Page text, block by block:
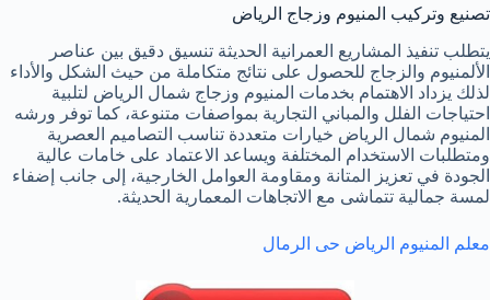
تصنيع وتركيب المنيوم وزجاج الرياض
يتطلب تنفيذ المشاريع العمرانية الحديثة تنسيق دقيق بين عناصر
الألمنيوم والزجاج للحصول على نتائج متكاملة من حيث الشكل والأداء
لذلك يزداد الاهتمام بخدمات المنيوم وزجاج شمال الرياض لتلبية
احتياجات الفلل والمباني التجارية بمواصفات متنوعة، كما توفر ورشه
المنيوم شمال الرياض خيارات متعددة تناسب التصاميم العصرية
ومتطلبات الاستخدام المختلفة ويساعد الاعتماد على خامات عالية
الجودة في تعزيز المتانة ومقاومة العوامل الخارجية، إلى جانب إضفاء
لمسة جمالية تتماشى مع الاتجاهات المعمارية الحديثة.
معلم المنيوم الرياض حى الرمال